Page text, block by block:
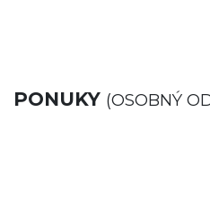
PONUKY (OSOBNÝ